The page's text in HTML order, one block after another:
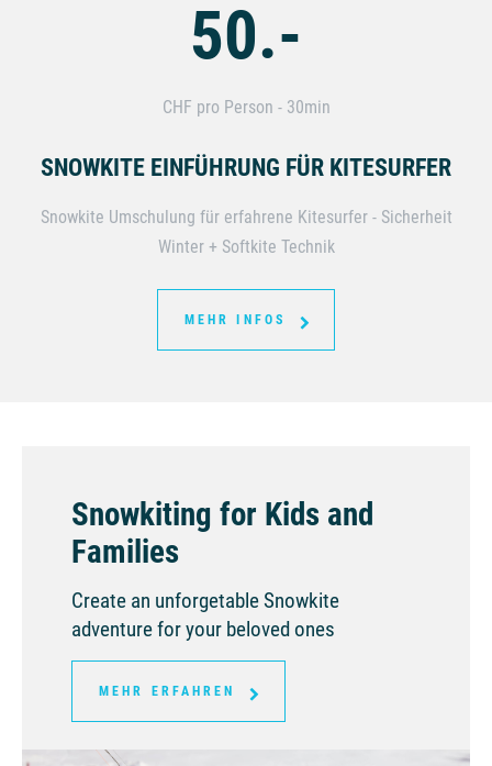
50.-
CHF pro Person - 30min
SNOWKITE EINFÜHRUNG FÜR KITESURFER
Snowkite Umschulung für erfahrene Kitesurfer - Sicherheit
Winter + Softkite Technik
MEHR INFOS
Snowkiting for Kids and
Families
Create an unforgetable Snowkite
adventure for your beloved ones
MEHR ERFAHREN